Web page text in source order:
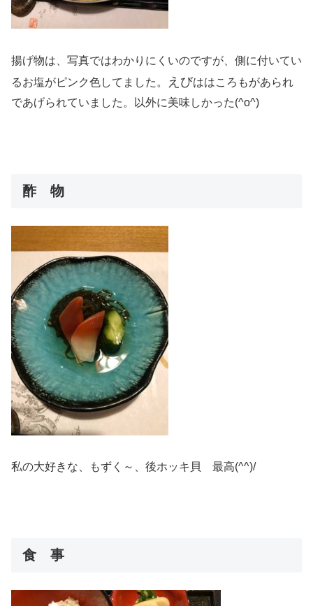
揚げ物は、写真ではわかりにくいのですが、側に付いてい
るお塩がピンク色してました。
えびははころもがあられ
であげられていました。以外に美味しかった(^o^)
酢 物
私の大好きな、もずく～、後ホッキ貝 最高(^^)/
食 事